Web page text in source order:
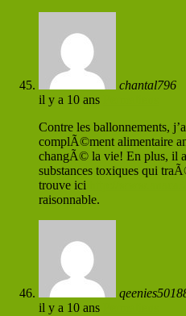
chantal796
il y a 10 ans
Contre les ballonnements,
complÃ©ment alimentaire
changÃ© la vie! En plus, il
substances toxiques qui
trouve ici
raisonnable.
il y a 10 ans